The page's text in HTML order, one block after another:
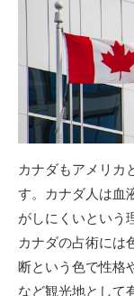
カナダもアメリカ
す。カナダ人は血
がしにくいという
カナダの占術には
断という色で性格
など観光地として